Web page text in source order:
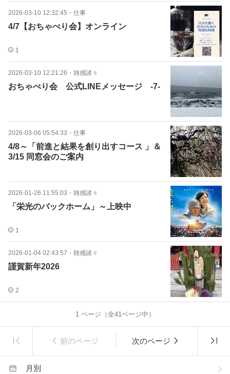
2026-03-10 12:32:45 ・ 仕事
4/7【おちゃべり会】オンライン
1
2026-03-10 12:21:26 ・ 雑感諸々
おちゃべり会 公式LINEメッセージ -7-
2026-03-06 05:54:33 ・ 仕事
4/8～「前進と結果を創り出すコース 」＆
3/15 同窓会のご案内
2026-01-26 11:55:03 ・ 雑感諸々
「栄光のバックホーム」～上映中
1
2026-01-04 02:43:57 ・ 雑感諸々
謹賀新年2026
2
1ページ（全41ページ中）
前のページ 次のページ
月別